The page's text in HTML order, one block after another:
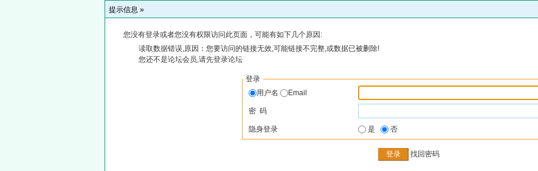
提示信息 »
您没有登录或者您没有权限访问此页面，可能有如下几个原因:
读取数据错误,原因：您要访问的链接无效,可能链接不完整,或数据已被删除!
您还不是论坛会员,请先登录论坛
登录
用户名
Email
密 码
隐身登录 是 否
找回密码